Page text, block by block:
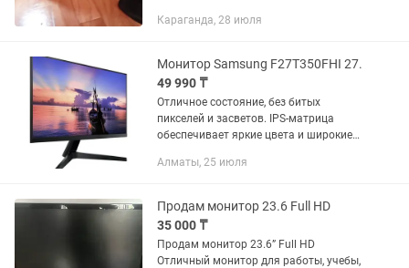
что-ли, так то сам включается -
Караганда, 28 июля
Монитор Samsung F27T350FHI 27.
49 990 ₸
Отличное состояние, без битых
пикселей и засветов. IPS-матрица
обеспечивает яркие цвета и широкие
учёбы, просмотра фильмов и игр.
Алматы, 25 июля
Продам монитор 23.6 Full HD
35 000 ₸
Продам монитор 23.6” Full HD
Отличный монитор для работы, учебы,